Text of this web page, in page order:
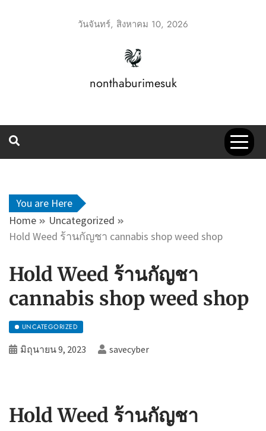
วันจันทร์, สิงหาคม 10, 2026
nonthaburimesuk
You are Here
Home
Uncategorized
Hold Weed ร้านกัญชา cannabis shop weed shop
Hold Weed ร้านกัญชา
cannabis shop weed shop
UNCATEGORIZED
มิถุนายน 9, 2023 savecyber
Hold Weed ร้านกัญชา